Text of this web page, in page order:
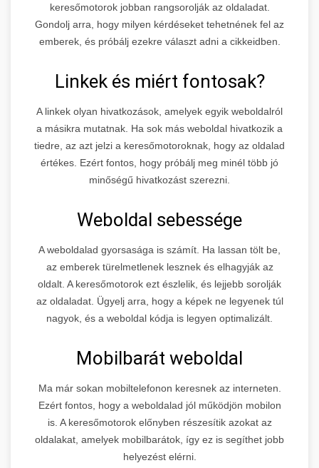
keresőmotorok jobban rangsorolják az oldaladat.
Gondolj arra, hogy milyen kérdéseket tehetnének fel az
emberek, és próbálj ezekre választ adni a cikkeidben.
Linkek és miért fontosak?
A linkek olyan hivatkozások, amelyek egyik weboldalról
a másikra mutatnak. Ha sok más weboldal hivatkozik a
tiedre, az azt jelzi a keresőmotoroknak, hogy az oldalad
értékes. Ezért fontos, hogy próbálj meg minél több jó
minőségű hivatkozást szerezni.
Weboldal sebessége
A weboldalad gyorsasága is számít. Ha lassan tölt be,
az emberek türelmetlenek lesznek és elhagyják az
oldalt. A keresőmotorok ezt észlelik, és lejjebb sorolják
az oldaladat. Ügyelj arra, hogy a képek ne legyenek túl
nagyok, és a weboldal kódja is legyen optimalizált.
Mobilbarát weboldal
Ma már sokan mobiltelefonon keresnek az interneten.
Ezért fontos, hogy a weboldalad jól működjön mobilon
is. A keresőmotorok előnyben részesítik azokat az
oldalakat, amelyek mobilbarátok, így ez is segíthet jobb
helyezést elérni.